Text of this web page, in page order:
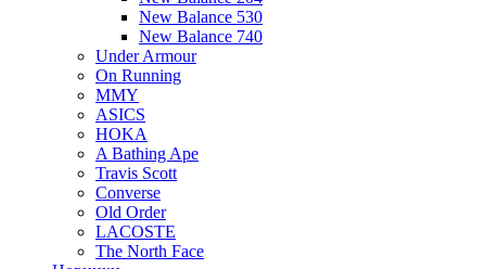
New Balance 530
New Balance 740
Under Armour
On Running
MMY
ASICS
HOKA
A Bathing Ape
Travis Scott
Converse
Old Order
LACOSTE
The North Face